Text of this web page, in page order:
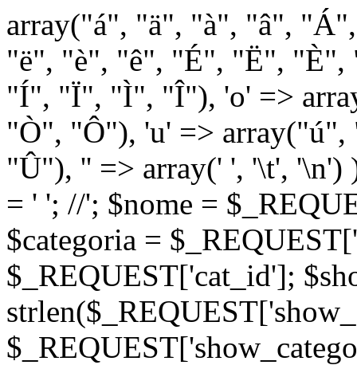
array("á", "ä", "à", "â",
"ë", "è", "ê", "É", "Ë",
"Í", "Ï", "Ì", "Î"), 'o' =>
"Ò", "Ô"), 'u' =>
"Û"), '' => array(' ', '\t',
= ' '; //'; $nome =
$categoria =
$_REQUEST['cat_id'];